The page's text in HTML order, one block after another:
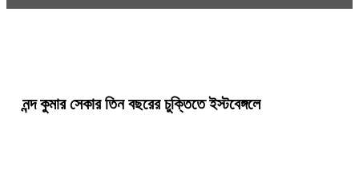
নন্দ কুমার সেকার তিন বছরের চুক্তিতে ইস্টবেঙ্গলে